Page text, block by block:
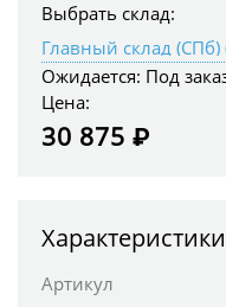
Выбрать склад:
Ожидается: Под
Цена:
30 875 ₽
Характеристики
Артикул